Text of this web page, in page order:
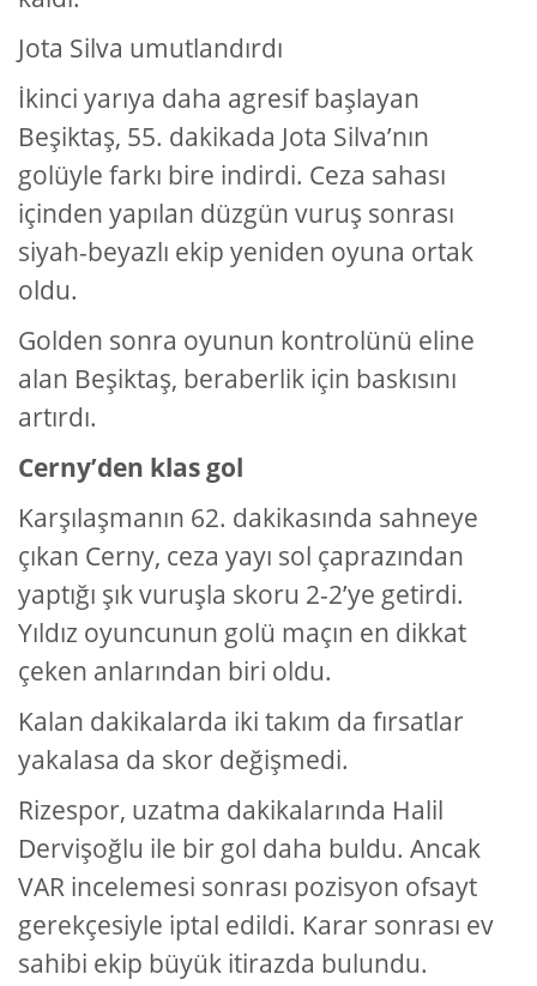
Jota Silva umutlandırdı
İkinci yarıya daha agresif başlayan
Beşiktaş, 55. dakikada Jota Silva’nın
golüyle farkı bire indirdi. Ceza sahası
içinden yapılan düzgün vuruş sonrası
siyah-beyazlı ekip yeniden oyuna ortak
oldu.
Golden sonra oyunun kontrolünü eline
alan Beşiktaş, beraberlik için baskısını
artırdı.
Cerny’den klas gol
Karşılaşmanın 62. dakikasında sahneye
çıkan Cerny, ceza yayı sol çaprazından
yaptığı şık vuruşla skoru 2-2’ye getirdi.
Yıldız oyuncunun golü maçın en dikkat
çeken anlarından biri oldu.
Kalan dakikalarda iki takım da fırsatlar
yakalasa da skor değişmedi.
Rizespor, uzatma dakikalarında Halil
Dervişoğlu ile bir gol daha buldu. Ancak
VAR incelemesi sonrası pozisyon ofsayt
gerekçesiyle iptal edildi. Karar sonrası ev
sahibi ekip büyük itirazda bulundu.